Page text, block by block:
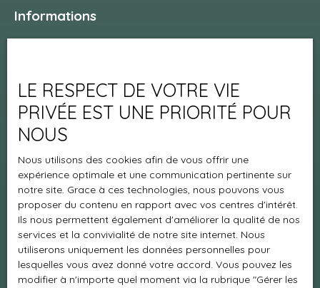
Informations
Politique de confidentialité
Plan du site
Nos partenaires
Gérer les cookies
Propulsé par
+33 5 57 70 36 43
LE RESPECT DE VOTRE VIE
PRIVÉE EST UNE PRIORITÉ POUR
NOUS
Nous utilisons des cookies afin de vous offrir une
expérience optimale et une communication pertinente sur
notre site. Grace à ces technologies, nous pouvons vous
proposer du contenu en rapport avec vos centres d'intérêt.
Ils nous permettent également d'améliorer la qualité de nos
services et la convivialité de notre site internet. Nous
utiliserons uniquement les données personnelles pour
lesquelles vous avez donné votre accord. Vous pouvez les
modifier à n'importe quel moment via la rubrique ″Gérer les